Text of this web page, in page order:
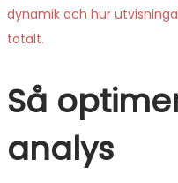
dynamik och hur
totalt.
Så
analys